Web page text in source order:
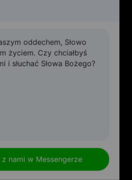
życiem. Czy chciałbyś
i słuchać Słowa Bożego?
z nami w Messengerze